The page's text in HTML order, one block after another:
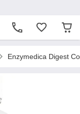
Enzymedica Digest